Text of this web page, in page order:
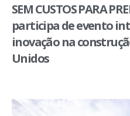
SEM CUSTOS PARA
participa de evento
inovação na
Unidos